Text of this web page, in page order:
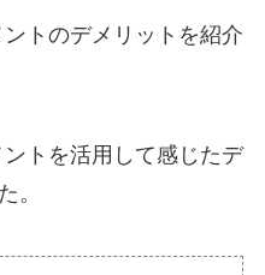
トのデメリットを紹介
トを活用して感じたデ
。